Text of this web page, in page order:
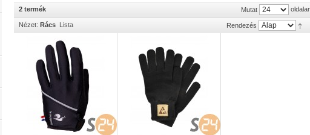
2 termék Mutat
Nézet: Rács Lista Rendezés